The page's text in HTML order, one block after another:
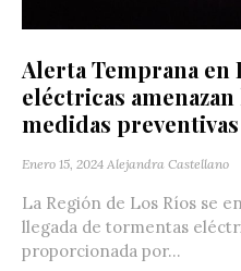
Alerta Temprana en
eléctricas
medidas preventivas
Enero 15, 2024 Alejandra Castellano
La Región de Los Ríos se
llegada de tormentas
proporcionada por...